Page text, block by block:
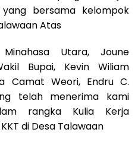
bersama kelompok
Atas
Utara, Joune
Bupai, Kevin Wiliam
Camat Weori, Endru C.
telah menerima kami
rangka Kulia Kerja
di Desa Talawaan